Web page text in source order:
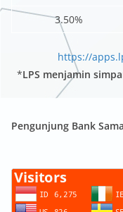
3.50%
https://
*LPS menjamin
Pengunjung Bank